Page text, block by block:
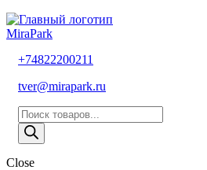
MiraPark
+74822200211
tver@mirapark.ru
Поиск
товаров
Close